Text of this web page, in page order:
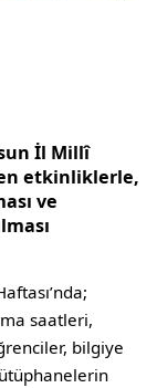
İl Millî
etkinliklerle,
ve
saatleri,
bilgiye